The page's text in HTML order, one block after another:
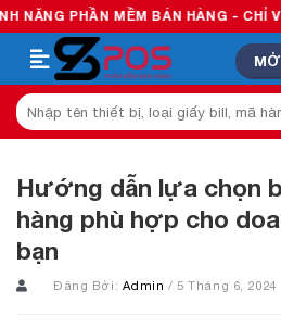
Skip
to
content
MỀM BÁN HÀNG - CHỈ VỚI 3 BƯỚC
Tìm
kiếm:
Hướng dẫn lựa chọn
hàng phù hợp cho
bạn
Đăng Bởi: Admin/ 5 Tháng 6, 2024